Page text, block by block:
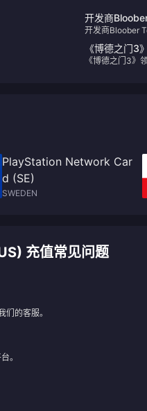
开发商
预告片
开发商Bloober
《博德之门3
《博德之门3》
PlayStation Network Car
d (SE)
SWEDEN
充值常见问题
的客服。
。